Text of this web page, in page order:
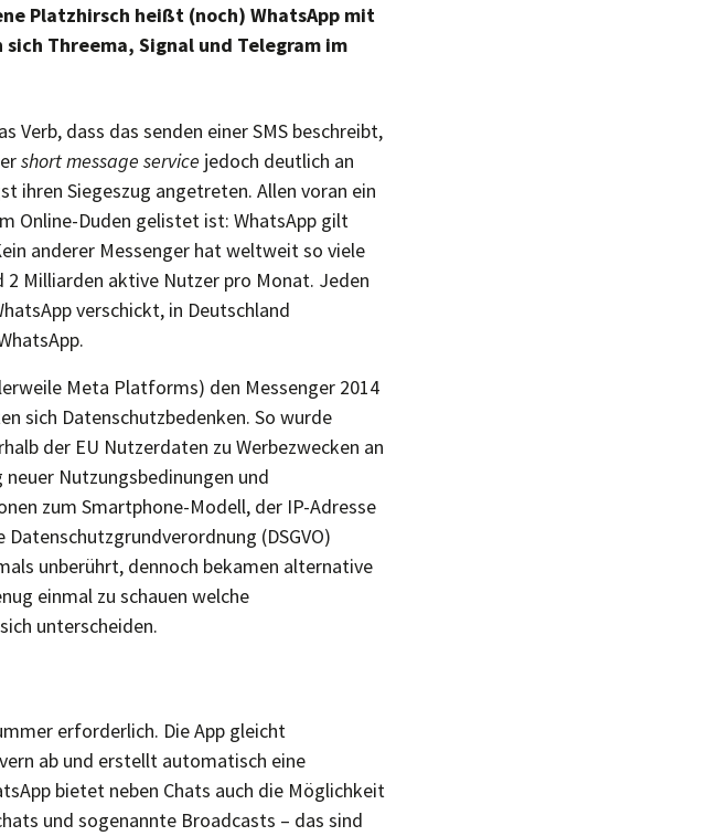
Platzhirsch heißt (noch) WhatsApp mit
Threema, Signal und Telegram im
Verb, dass das senden einer SMS beschreibt,
short message service jedoch deutlich an
ihren Siegeszug angetreten. Allen voran ein
Online-Duden gelistet ist: WhatsApp gilt
anderer Messenger hat weltweit so viele
2 Milliarden aktive Nutzer pro Monat. Jeden
verschickt, in Deutschland
Meta Platforms) den Messenger 2014
sich Datenschutzbedenken. So wurde
der EU Nutzerdaten zu Werbezwecken an
Nutzungsbedinungen und
zum Smartphone-Modell, der IP-Adresse
(DSGVO)
unberührt, dennoch bekamen alternative
einmal zu schauen welche
unterscheiden.
erforderlich. Die App gleicht
ab und erstellt automatisch eine
bietet neben Chats auch die Möglichkeit
und sogenannte Broadcasts – das sind